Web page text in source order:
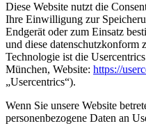
Diese Website nutzt die
Ihre Einwilligung zur
Endgerät oder zum Einsatz
und diese datenschutzkonform
Technologie ist die
München, Website: https://
„Usercentrics“).
Wenn Sie unsere Website
personenbezogene Daten an